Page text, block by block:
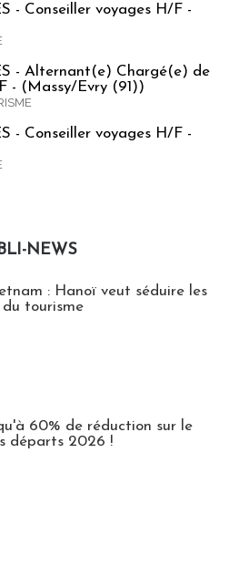
- Conseiller voyages H/F -
- Alternant(e) Chargé(e) de
- (Massy/Evry (91))
- Conseiller voyages H/F -
NEWS
: Hanoï veut séduire les
tourisme
60% de réduction sur le
départs 2026 !